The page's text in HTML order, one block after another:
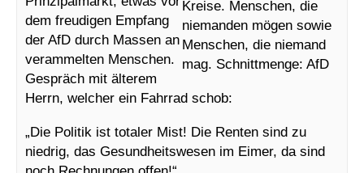
dem freudigen Empfang
der AfD durch Massen an
verammelten Menschen.
Gespräch mit älterem
Herrn, welcher ein Fahrrad schob:
„Die Politik ist totaler Mist! Die Renten sind zu
niedrig, das Gesundheitswesen im Eimer, da sind